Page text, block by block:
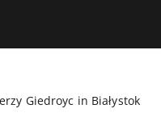
Giedroyc in Białystok